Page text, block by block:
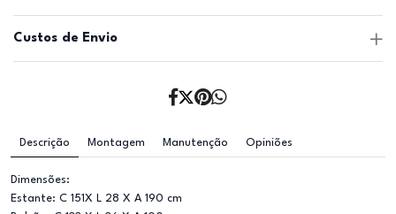
Custos de Envio
Descrição Montagem Manutenção Opiniões
Dimensões:
Estante: C 151X L 28 X A 190 cm